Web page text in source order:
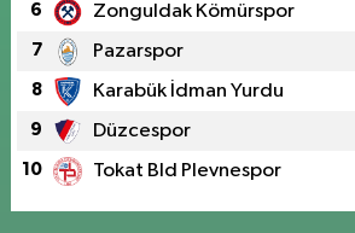
6 Zonguldak Kömürspor
7 Pazarspor
8 Karabük İdman Yurdu
9 Düzcespor
10 Tokat Bld Plevnespor